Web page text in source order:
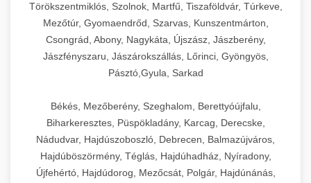
Minden, ami szükséges éttermi és catering
műveletekhez.
chef-iparikonyhagepek.hu
kereskedelmi konyhai megoldások
Törökszentmiklós, Szolnok, Martfű, Tiszaföldvár, Túrkeve,
Mezőtúr, Gyomaendrőd, Szarvas, Kunszentmárton,
Csongrád, Abony, Nagykáta, Újszász, Jászberény,
Jászfényszaru, Jászárokszállás, Lőrinci, Gyöngyös,
Pásztó,Gyula, Sarkad
Békés, Mezőberény, Szeghalom, Berettyóújfalu,
Biharkeresztes, Püspökladány, Karcag, Derecske,
Nádudvar, Hajdúszoboszló, Debrecen, Balmazújváros,
Hajdúböszörmény, Téglás, Hajdúhadház, Nyíradony,
Újfehértó, Hajdúdorog, Mezőcsát, Polgár, Hajdúnánás,